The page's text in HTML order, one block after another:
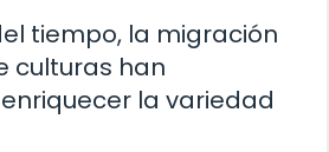
tiempo, la migración
culturas han
la variedad